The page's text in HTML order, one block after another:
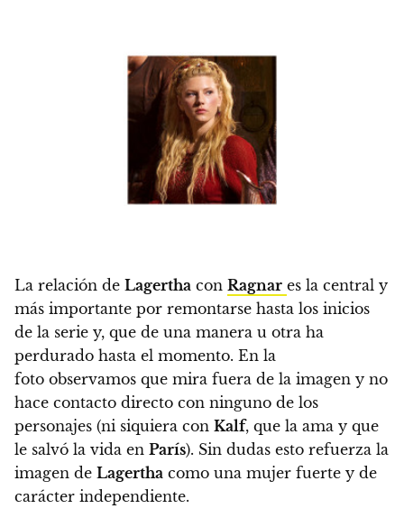
La relación de Lagertha con Ragnar es la central y
más importante por remontarse hasta los inicios
de la serie y, que de una manera u otra ha
perdurado hasta el momento. En la
foto observamos que mira fuera de la imagen y no
hace contacto directo con ninguno de los
personajes (ni siquiera con Kalf, que la ama y que
le salvó la vida en París). Sin dudas esto refuerza la
imagen de Lagertha como una mujer fuerte y de
carácter independiente.